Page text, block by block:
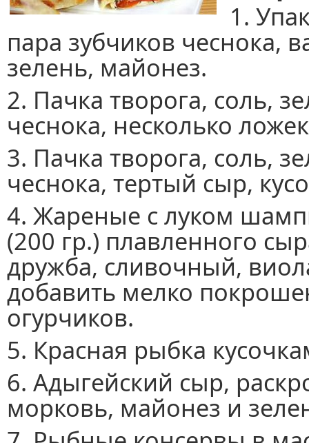
1.
пара зубчиков чеснока,
зелень, майонез.
2. Пачка творога, соль,
чеснока, несколько
3. Пачка творога, соль,
чеснока, тертый сыр,
4. Жареные с луком
(200 гр.) плавленного
дружба, сливочный,
добавить мелко
огурчиков.
5. Красная рыбка
6. Адыгейский сыр,
морковь, майонез и